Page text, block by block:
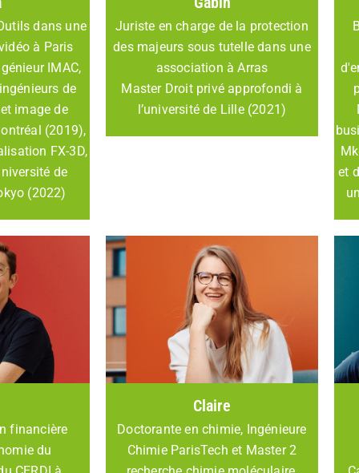
dans une
à Paris
IMAC,
de
image de
(2019),
FX-3D,
de
(2022)
Juriste en charge de la protection
des majeurs sous tutelle dans une
association à Arras
Master Droit privé approfondi à
l’université de Lille (2021)
et
financière
du
Claire
Doctorante en chimie, Ingénieure
Chimie ParisTech et Master 2